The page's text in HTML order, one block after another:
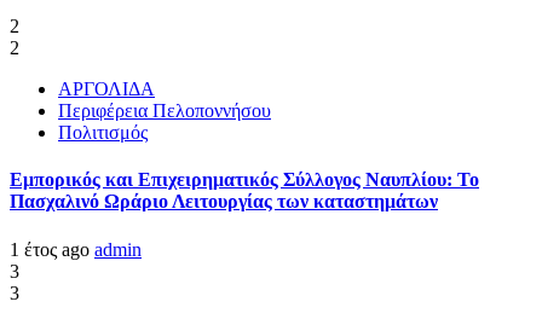
2
2
ΑΡΓΟΛΙΔΑ
Περιφέρεια Πελοποννήσου
Πολιτισμός
Εμπορικός και Επιχειρηματικός Σύλλογος Ναυπλίου: Το
Πασχαλινό Ωράριο Λειτουργίας των καταστημάτων
1 έτος ago admin
3
3